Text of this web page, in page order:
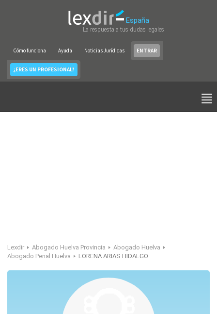
España
La respuesta a tus dudas legales
Cómo funciona Ayuda Noticias Jurídicas ENTRAR
¿ERES UN PROFESIONAL?
Lexdir Abogado Huelva Provincia
Abogado Huelva
Abogado Penal Huelva
LORENA ARIAS HIDALGO